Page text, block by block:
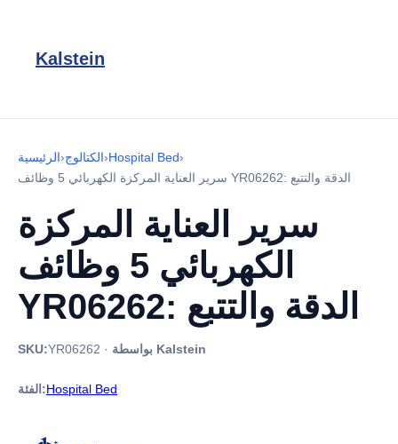
Kalstein
الرئيسية›الكتالوج›Hospital Bed›
سرير العناية المركزة الكهربائي 5 وظائف YR06262: الدقة والتتبع
سرير العناية المركزة
الكهربائي 5 وظائف
YR06262: الدقة والتتبع
SKU:YR06262 · بواسطة Kalstein
الفئة:Hospital Bed